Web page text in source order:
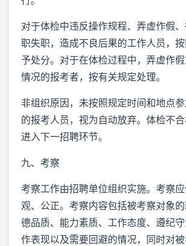
对于体检中违反操作规程、弄虚作假
职失职，造成不良后果的工作人员，
予处分。对于在体检过程中，弄虚作
情况的报考者，按有关规定处理。
非组织原因，未按照规定时间和地点
的报考人员，视为自动放弃。体检不
进入下一招聘环节。
九、考察
考察工作由招聘单位组织实施。考察
观、公正。考察内容包括被考察对象
德品质、能力素质、工作态度、遵纪
作表现以及需要回避的情况，同时对